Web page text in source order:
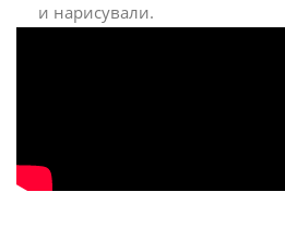
и нарисували.